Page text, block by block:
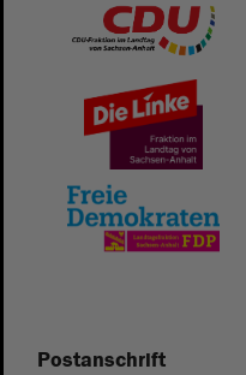
Postanschrift